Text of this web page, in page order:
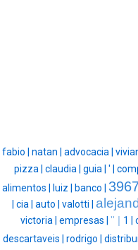
fabio | natan | advocacia |
pizza | claudia | guia | ' |
alimentos |
luiz | banco |
cia | auto | valotti |
victoria | empresas | '' | 1 |
descartaveis | rodrigo |